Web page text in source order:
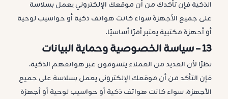
الذكية فإن تأكدك من أن موقعك الإلكتروني يعمل بسلاسة
على جميع الأجهزة سواء كانت هواتف ذكية أو حواسيب لوحية
أو أجهزة مكتبية يعتبر أمرًا أساسيًا.
13 – سياسة الخصوصية وحماية البيانات
نظرًا لأن العديد من العملاء يتسوقون عبر هواتفهم الذكية،
فإن التأكد من أن موقعك الإلكتروني يعمل بسلاسة على جميع
الأجهزة، سواء كانت هواتف ذكية أو حواسيب لوحية أو أجهزة